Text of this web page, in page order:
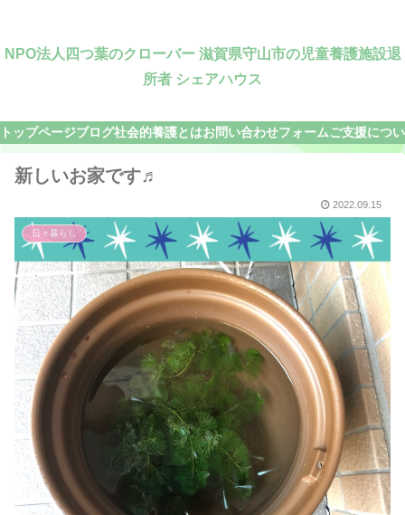
NPO法人四つ葉のクローバー 滋賀県守山市の児童養護施設退
所者 シェアハウス
トップページブログ社会的養護とはお問い合わせフォームご支援につ
新しいお家です♬
2022.09.15
日々暮らし